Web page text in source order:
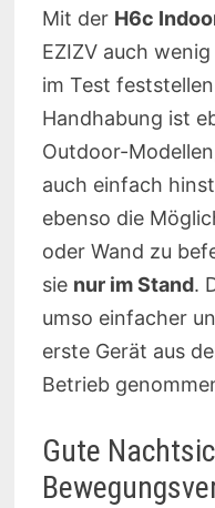
Mit der H6c
EZIZV auch
im Test
Handhabung ist
Outdoor-
auch einfach
ebenso die
oder Wand zu
sie nur im Stand.
umso einfacher
erste Gerät aus
Betrieb
Gute